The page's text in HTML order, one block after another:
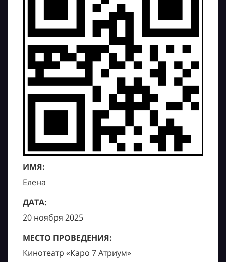
ИМЯ:
Елена
ДАТА:
20 ноября 2025
МЕСТО ПРОВЕДЕНИЯ:
Кинотеатр «Каро 7 Атриум»